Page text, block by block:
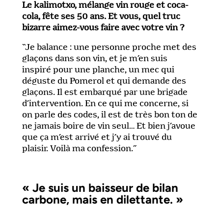
Le kalimotxo, mélange vin rouge et coca-
cola, fête ses 50 ans. Et vous, quel truc
bizarre aimez-vous faire avec votre vin ?
“Je balance : une personne proche met des
glaçons dans son vin, et je m’en suis
inspiré pour une planche, un mec qui
déguste du Pomerol et qui demande des
glaçons. Il est embarqué par une brigade
d’intervention. En ce qui me concerne, si
on parle des codes, il est de très bon ton de
ne jamais boire de vin seul… Et bien j’avoue
que ça m’est arrivé et j’y ai trouvé du
plaisir. Voilà ma confession.”
« Je suis un baisseur de bilan
carbone, mais en dilettante. »